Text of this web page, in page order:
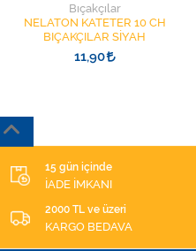
Bıçakçılar
NELATON KATETER 10 CH
BIÇAKÇILAR SİYAH
11,90
15 gün içinde
İADE İMKANI
2000 TL ve üzeri
KARGO BEDAVA